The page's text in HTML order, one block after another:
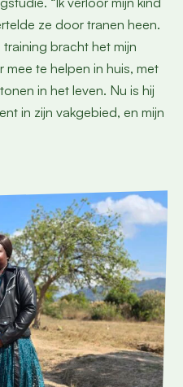
ze door tranen heen.
bracht het mijn
mee te helpen in huis, met
in het leven. Nu is hij
in zijn vakgebied, en mijn